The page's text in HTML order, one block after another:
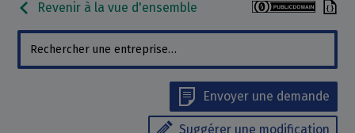
Revenir à la vue d'ensemble
Envoyer une demande
Suggérer une modification